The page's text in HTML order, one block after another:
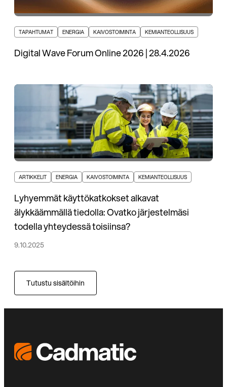
TAPAHTUMAT ENERGIA KAIVOSTOIMINTA KEMIANTEOLLISUUS
Digital Wave Forum Online 2026 | 28.4.2026
ARTIKKELIT ENERGIA KAIVOSTOIMINTA KEMIANTEOLLISUUS
Lyhyemmät käyttökatkokset alkavat
älykkäämmällä tiedolla: Ovatko järjestelmäsi
todella yhteydessä toisiinsa?
9.10.2025
Tutustu sisältöihin